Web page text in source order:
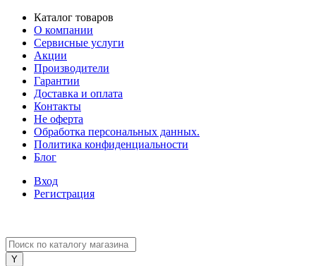
Каталог товаров
О компании
Сервисные услуги
Акции
Производители
Гарантии
Доставка и оплата
Контакты
Не оферта
Обработка персональных данных.
Политика конфиденциальности
Блог
Вход
Регистрация